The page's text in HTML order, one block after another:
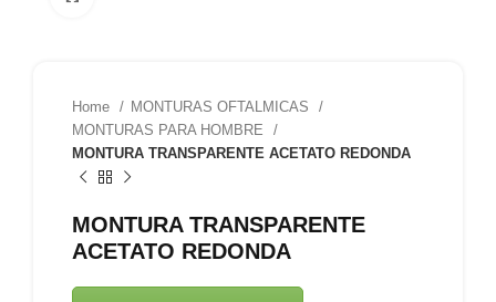
Home
MONTURAS OFTALMICAS
MONTURAS PARA HOMBRE
MONTURA TRANSPARENTE ACETATO REDONDA
MONTURA TRANSPARENTE
ACETATO REDONDA